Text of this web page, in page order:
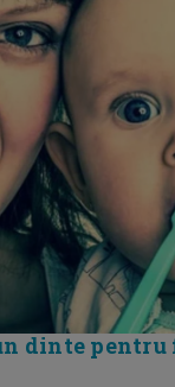
dinte pentru